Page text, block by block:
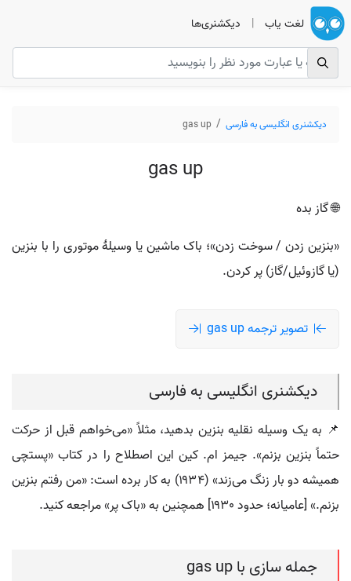
لغت یاب | دیکشنری‌ها
دیکشنری انگلیسی به فارسی gas up
gas up
🌐 گاز بده
«بنزین زدن / سوخت زدن»؛ باک ماشین یا وسیلهٔ موتوری را با بنزین
(یا گازوئیل/گاز) پر کردن.
تصویر ترجمه gas up
دیکشنری انگلیسی به فارسی
📌 به یک وسیله نقلیه بنزین بدهید، مثلاً «می‌خواهم قبل از حرکت
حتماً بنزین بزنم». جیمز ام. کین این اصطلاح را در کتاب «پستچی
همیشه دو بار زنگ می‌زند» (۱۹۳۴) به کار برده است: «من رفتم بنزین
بزنم.» [عامیانه؛ حدود ۱۹۳۰] همچنین به «باک پر» مراجعه کنید.
جمله سازی با gas up